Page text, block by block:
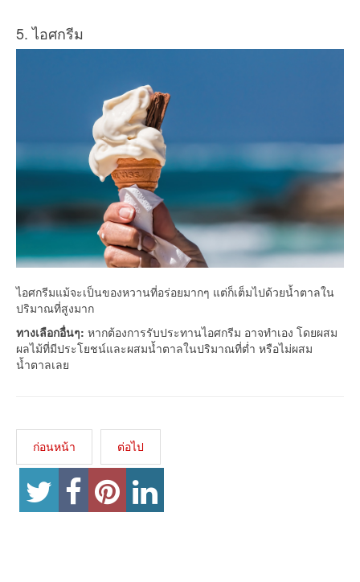
5. ไอศกรีม
ไอศกรีมแม้จะเป็นของหวานที่อร่อยมากๆ แต่ก็เต็มไปด้วยน้ำตาลใน
ปริมาณที่สูงมาก
ทางเลือกอื่นๆ: หากต้องการรับประทานไอศกรีม อาจทำเอง โดยผสม
ผลไม้ที่มีประโยชน์และผสมน้ำตาลในปริมาณที่ต่ำ หรือไม่ผสม
น้ำตาลเลย
ก่อนหน้า ต่อไป